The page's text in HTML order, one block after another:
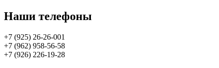
Наши телефоны
+7 (925) 26-26-001
+7 (962) 958-56-58
+7 (926) 226-19-28